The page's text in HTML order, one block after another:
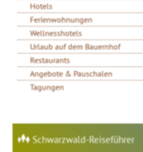
Hotels
Ferienwohnungen
Wellnesshotels
Urlaub auf dem Bauernhof
Restaurants
Angebote & Pauschalen
Tagungen
Schwarzwald-Reiseführer